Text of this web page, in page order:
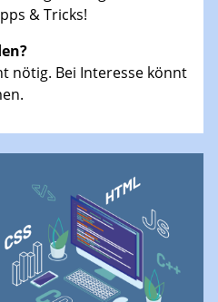
& Tricks!
nötig. Bei Interesse könnt